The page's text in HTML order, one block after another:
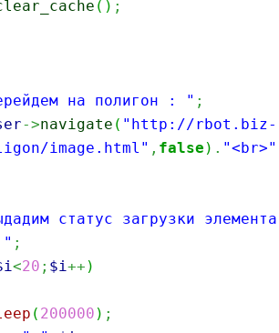
( ) ;
на полигон : " ;
->navigate ( "http://rbot.biz-
image.html" , false ) . "<br>"
статус загрузки
" ;
<20 ; $i++ )
( 200000 ) ;